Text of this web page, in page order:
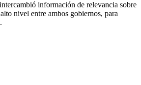
información de relevancia sobre
nivel entre ambos gobiernos, para